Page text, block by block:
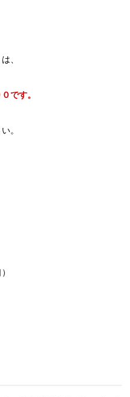
は、
です。
。